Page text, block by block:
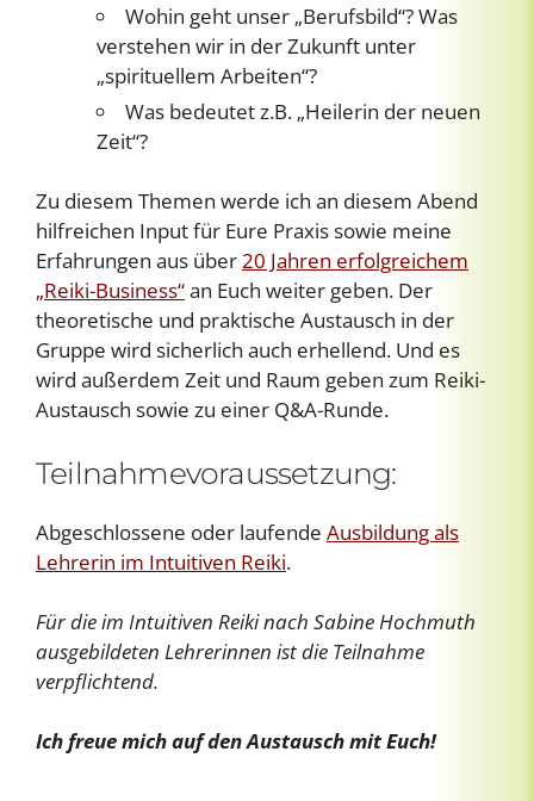
Wohin geht unser „Berufsbild“? Was
verstehen wir in der Zukunft unter
„spirituellem Arbeiten“?
Was bedeutet z.B. „Heilerin der neuen
Zeit“?
Zu diesem Themen werde ich an diesem Abend
hilfreichen Input für Eure Praxis sowie meine
Erfahrungen aus über20 Jahren erfolgreichem
„Reiki-Business“an Euch weiter geben. Der
theoretische und praktische Austausch in der
Gruppe wird sicherlich auch erhellend. Und es
wird außerdem Zeit und Raum geben zum Reiki-
Austausch sowie zu einer Q&A-Runde.
Teilnahmevoraussetzung:
Abgeschlossene oder laufende Ausbildung als
Lehrerin im Intuitiven Reiki.
Für die im Intuitiven Reiki nach Sabine Hochmuth
ausgebildeten Lehrerinnen ist die Teilnahme
verpflichtend.
Ich freue mich auf den Austausch mit Euch!